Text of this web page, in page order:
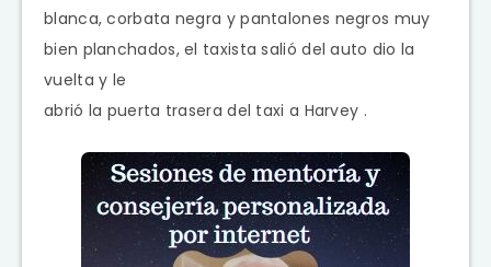
blanca, corbata negra y pantalones negros muy
bien planchados, el taxista salió del auto dio la
vuelta y le
abrió la puerta trasera del taxi a Harvey .